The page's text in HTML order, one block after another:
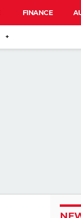
FINANCE
+